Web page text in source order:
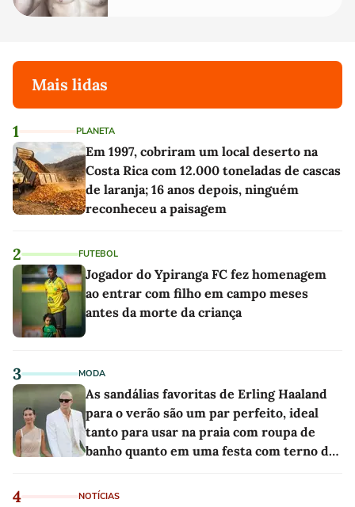
Mais lidas
1 PLANETA
Em 1997, cobriram um local deserto na
Costa Rica com 12.000 toneladas de cascas
de laranja; 16 anos depois, ninguém
reconheceu a paisagem
2 FUTEBOL
Jogador do Ypiranga FC fez homenagem
ao entrar com filho em campo meses
antes da morte da criança
3 MODA
As sandálias favoritas de Erling Haaland
para o verão são um par perfeito, ideal
tanto para usar na praia com roupa de
banho quanto em uma festa com terno de
4 NOTÍCIAS